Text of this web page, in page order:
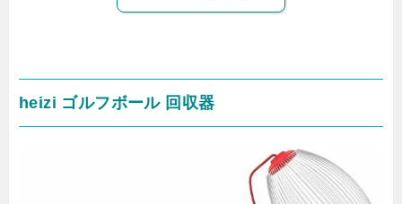
heizi ゴルフボール 回収器